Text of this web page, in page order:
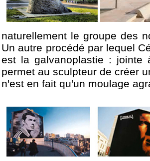
naturellement le groupe des
Un autre procédé par lequel
est la galvanoplastie : jointe
permet au sculpteur de créer
n'est en fait qu'un moulage